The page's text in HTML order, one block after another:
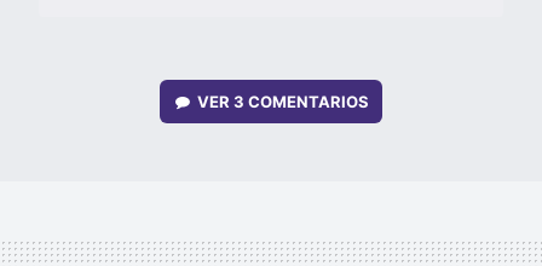
VER 3 COMENTARIOS